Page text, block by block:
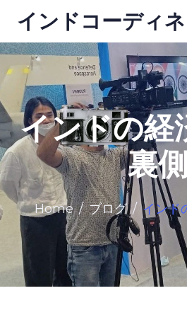
インドコーディ
インドの経
裏側
Home ブログ インド